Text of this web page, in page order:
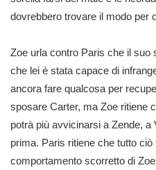
dovrebbero trovare il modo per
Zoe urla contro Paris che il suo
che lei è stata capace di
ancora fare qualcosa per
sposare Carter, ma Zoe ritiene
potrà più avvicinarsi a Zende,
prima. Paris ritiene che tutto
comportamento scorretto di